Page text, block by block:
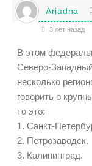
Ariadna
3 лет назад
В этом
Северо-
несколько
говорить о
то это:
1. Санкт-
2. Петрозаводск.
3. Калининград.